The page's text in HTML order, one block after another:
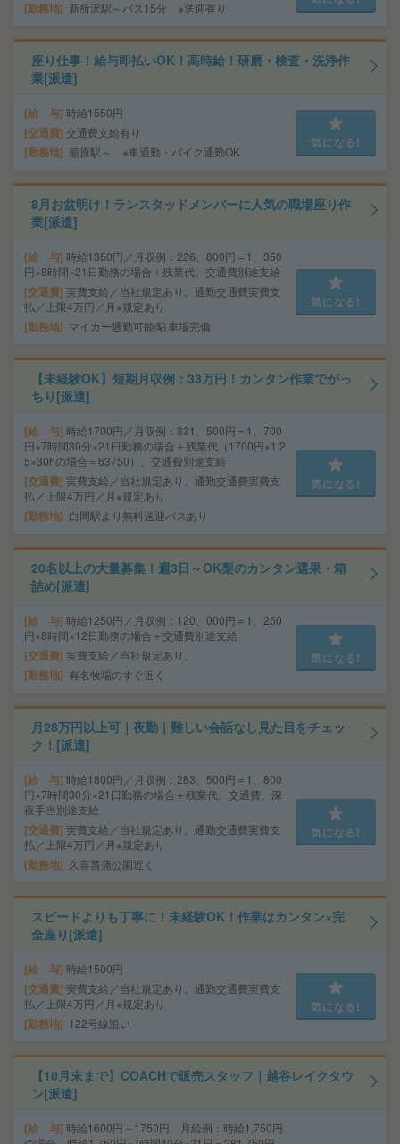
勤務地 新所沢駅～バス15分 ※送迎有り
座り仕事！給与即払いOK！高時給！研磨・検査・洗浄作
業[派遣]
給 与 時給1550円
交通費 交通費支給有り
勤務地 籠原駅～ ※車通勤・バイク通勤OK
気になる!
8月お盆明け！ランスタッドメンバーに人気の職場座り作
業[派遣]
給 与 時給1350円／月収例：226、800円＝1、350
円×8時間×21日勤務の場合＋残業代、交通費別途支給
交通費 実費支給／当社規定あり。通勤交通費実費支
払／上限4万円／月※規定あり
勤務地 マイカー通勤可能/駐車場完備
気になる!
【未経験OK】短期月収例：33万円！カンタン作業でがっ
ちり[派遣]
給 与 時給1700円／月収例：331、500円＝1、700
円×7時間30分×21日勤務の場合＋残業代（1700円×1.2
5×30hの場合＝63750）、交通費別途支給
交通費 実費支給／当社規定あり。通勤交通費実費支
払／上限4万円／月※規定あり
勤務地 白岡駅より無料送迎バスあり
気になる!
20名以上の大量募集！週3日～OK梨のカンタン選果・箱
詰め[派遣]
給 与 時給1250円／月収例：120、000円＝1、250
円×8時間×12日勤務の場合＋交通費別途支給
交通費 実費支給／当社規定あり。
勤務地 有名牧場のすぐ近く
気になる!
月28万円以上可｜夜勤｜難しい会話なし見た目をチェッ
ク！[派遣]
給 与 時給1800円／月収例：283、500円＝1、800
円×7時間30分×21日勤務の場合＋残業代、交通費、深
夜手当別途支給
交通費 実費支給／当社規定あり。通勤交通費実費支
払／上限4万円／月※規定あり
勤務地 久喜菖蒲公園近く
気になる!
スピードよりも丁寧に！未経験OK！作業はカンタン×完
全座り[派遣]
給 与 時給1500円
交通費 実費支給／当社規定あり。通勤交通費実費支
払／上限4万円／月※規定あり
勤務地 122号線沿い
気になる!
【10月末まで】COACHで販売スタッフ｜越谷レイクタウ
ン[派遣]
給 与 時給1600円～1750円 月給例：時給1,750円